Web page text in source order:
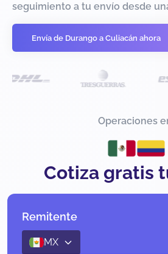
seguimiento a tu envío desde
Envía de Durango a Culiacán ahora
Operaciones
Cotiza gratis
Remitente
MX